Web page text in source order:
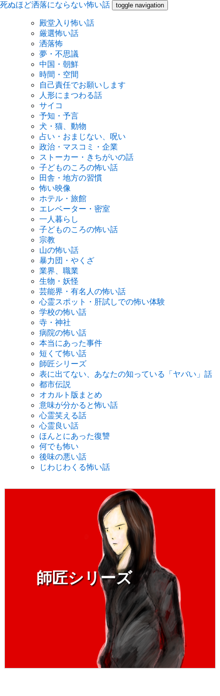
死ぬほど洒落にならない怖い話 toggle navigation
殿堂入り怖い話
厳選怖い話
洒落怖
夢・不思議
中国・朝鮮
時間・空間
自己責任でお願いします
人形にまつわる話
サイコ
予知・予言
犬・猫、動物
占い・おまじない、呪い
政治・マスコミ・企業
ストーカー・きちがいの話
子どものころの怖い話
田舎・地方の習慣
怖い映像
ホテル・旅館
エレベーター・密室
一人暮らし
子どものころの怖い話
宗教
山の怖い話
暴力団・やくざ
業界、職業
生物・妖怪
芸能界・有名人の怖い話
心霊スポット・肝試しでの怖い体験
学校の怖い話
寺・神社
病院の怖い話
本当にあった事件
短くて怖い話
師匠シリーズ
表に出てない、あなたの知っている「ヤバい」話
都市伝説
オカルト版まとめ
意味が分かると怖い話
心霊笑える話
心霊良い話
ほんとにあった復讐
何でも怖い
後味の悪い話
じわじわくる怖い話
師匠シリーズ